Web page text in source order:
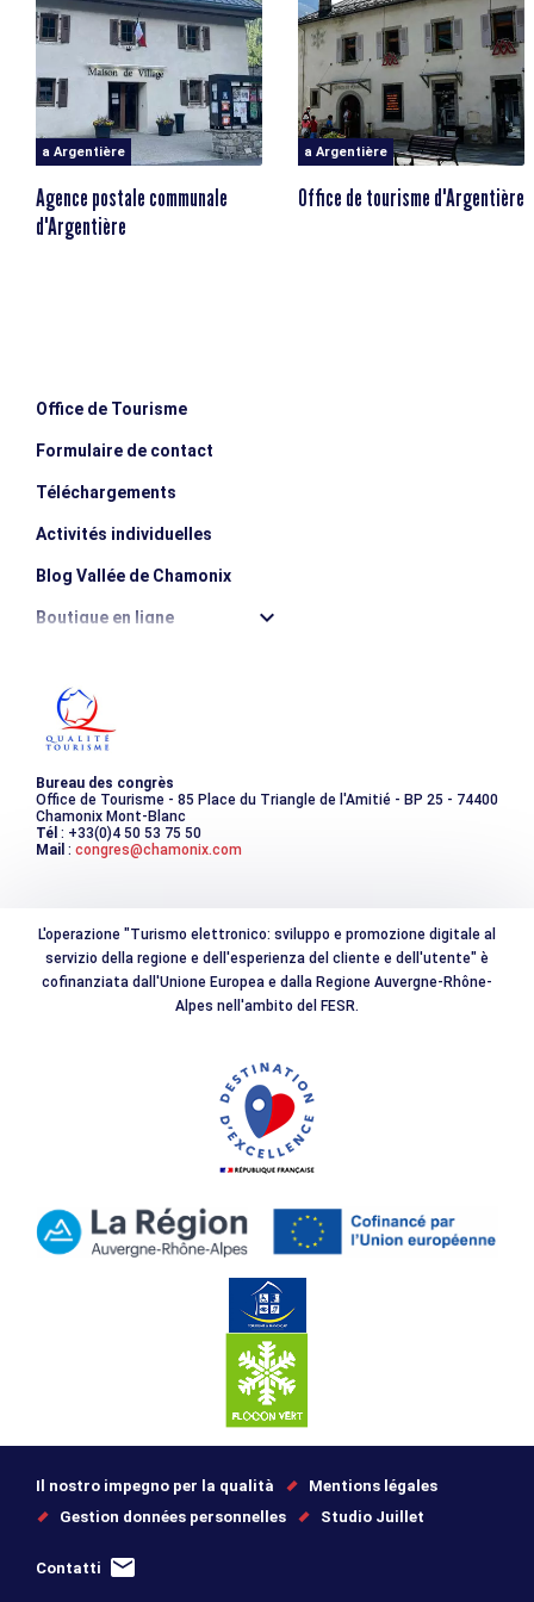
a Argentière
Agence postale communale
d'Argentière
a Argentière
Office de tourisme d'Argentière
Office de Tourisme
Formulaire de contact
Téléchargements
Activités individuelles
Blog Vallée de Chamonix
Boutique en ligne
Les incontournables
Photothèque
Bureau des congrès
Office de Tourisme - 85 Place du Triangle de l'Amitié - BP 25 - 74400
Chamonix Mont-Blanc
Tél : +33(0)4 50 53 75 50
Mail : congres@chamonix.com
L'operazione "Turismo elettronico: sviluppo e promozione digitale al
servizio della regione e dell'esperienza del cliente e dell'utente" è
cofinanziata dall'Unione Europea e dalla Regione Auvergne-Rhône-
Alpes nell'ambito del FESR.
Il nostro impegno per la qualità
Mentions légales
Gestion données personnelles
Studio Juillet
Contatti